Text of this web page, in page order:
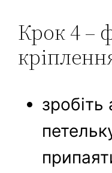
Крок 4 –
зробіть